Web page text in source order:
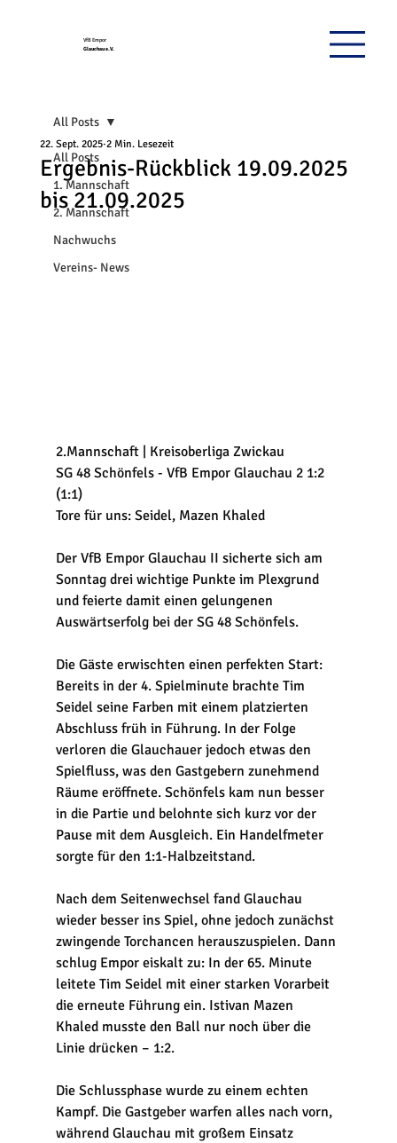
VfB Empor
Glauchau e.V.
All Posts
1. Mannschaft
2. Mannschaft
Nachwuchs
Vereins- News
All Posts
Ergebnis-Rückblick 19.09.2025
bis 21.09.2025
22. Sept. 2025 2 Min. Lesezeit
2.Mannschaft | Kreisoberliga Zwickau
SG 48 Schönfels - VfB Empor Glauchau 2 1:2
(1:1)
Tore für uns: Seidel, Mazen Khaled
Der VfB Empor Glauchau II sicherte sich am
Sonntag drei wichtige Punkte im Plexgrund
und feierte damit einen gelungenen
Auswärtserfolg bei der SG 48 Schönfels.
Die Gäste erwischten einen perfekten Start:
Bereits in der 4. Spielminute brachte Tim
Seidel seine Farben mit einem platzierten
Abschluss früh in Führung. In der Folge
verloren die Glauchauer jedoch etwas den
Spielfluss, was den Gastgebern zunehmend
Räume eröffnete. Schönfels kam nun besser
in die Partie und belohnte sich kurz vor der
Pause mit dem Ausgleich. Ein Handelfmeter
sorgte für den 1:1-Halbzeitstand.
Nach dem Seitenwechsel fand Glauchau
wieder besser ins Spiel, ohne jedoch zunächst
zwingende Torchancen herauszuspielen. Dann
schlug Empor eiskalt zu: In der 65. Minute
leitete Tim Seidel mit einer starken Vorarbeit
die erneute Führung ein. Istivan Mazen
Khaled musste den Ball nur noch über die
Linie drücken – 1:2.
Die Schlussphase wurde zu einem echten
Kampf. Die Gastgeber warfen alles nach vorn,
während Glauchau mit großem Einsatz